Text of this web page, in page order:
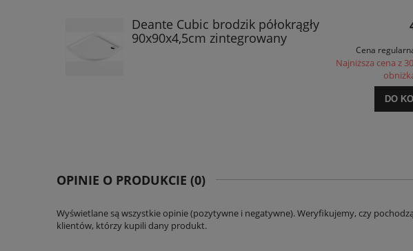
Deante Cubic brodzik półokrągły
90x90x4,5cm zintegrowany
Cena
Najniższa cena z
DO
OPINIE O PRODUKCIE (0)
Wyświetlane są wszystkie opinie (pozytywne i negatywne). Weryfikujemy, czy
klientów, którzy kupili dany produkt.